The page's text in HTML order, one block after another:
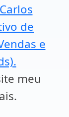
Carlos
de
e
meu